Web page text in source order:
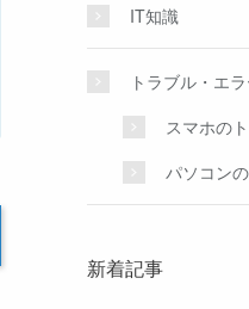
IT知識
トラブル・エ
スマホの
パソコン
新着記事